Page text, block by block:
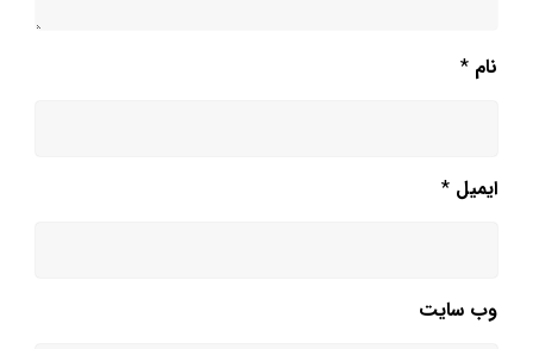
نام *
ایمیل *
وب‌ سایت